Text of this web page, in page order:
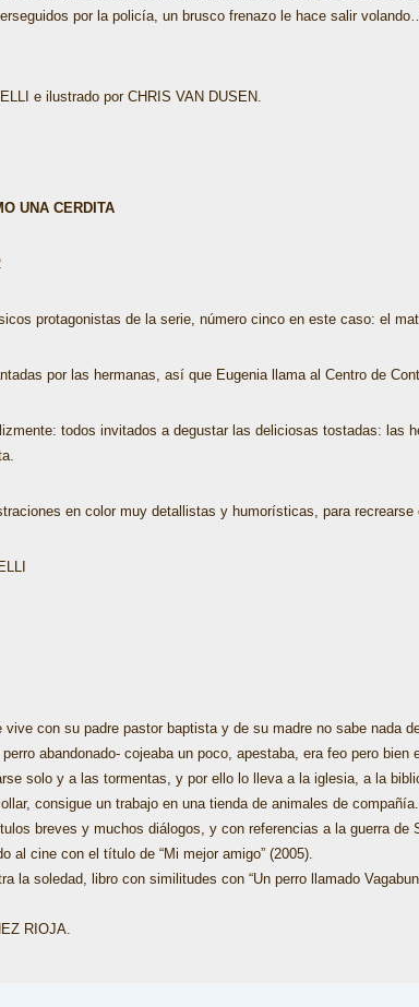
por la policía, un brusco frenazo le hace salir
e ilustrado por CHRIS VAN DUSEN.
UNA CERDITA
protagonistas de la serie, número cinco en este caso: el
por las hermanas, así que Eugenia llama al Centro de
todos invitados a degustar las deliciosas tostadas:
en color muy detallistas y humorísticas, para
vive con su padre pastor baptista y de su madre no sabe nada
abandonado- cojeaba un poco, apestaba, era feo pero bien
solo y a las tormentas, y por ello lo lleva a la iglesia, a la
consigue un trabajo en una tienda de animales de
breves y muchos diálogos, y con referencias a la guerra de
al cine con el título de “Mi mejor amigo” (2005).
la soledad, libro con similitudes con “Un perro llamado
RIOJA.